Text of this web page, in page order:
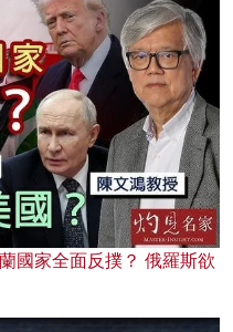
國家全面反撲？ 俄羅斯欲